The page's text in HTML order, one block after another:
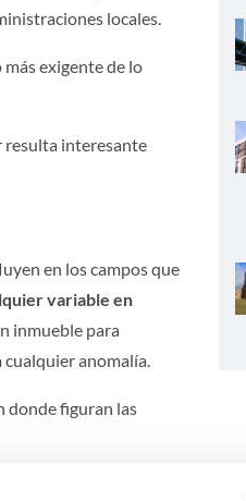
locales.
exigente de lo
resulta interesante
en los campos que
variable en
inmueble para
anomalía.
donde figuran las